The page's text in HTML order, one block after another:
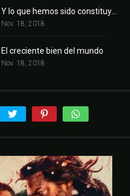
Nov. 18, 2018
El creciente bien del mundo
Nov. 18, 2018